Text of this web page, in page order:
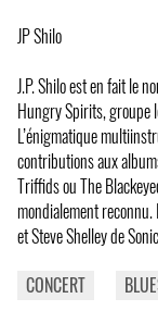
JP Shilo
J.P. Shilo est en fait le
Hungry Spirits, groupe
L’énigmatique
contributions aux
Triffids ou The
mondialement
et Steve Shelley de
CONCERT